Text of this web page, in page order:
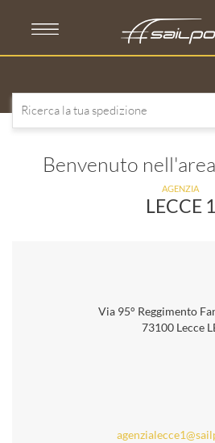
Benvenuto
AGENZIA
LECCE 1
Via 95° Reggimento
73100 Lecce